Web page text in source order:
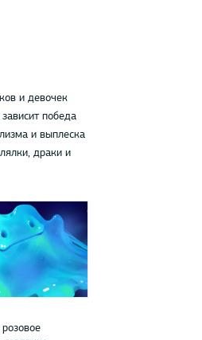
и девочек
победа
и выплеска
драки и